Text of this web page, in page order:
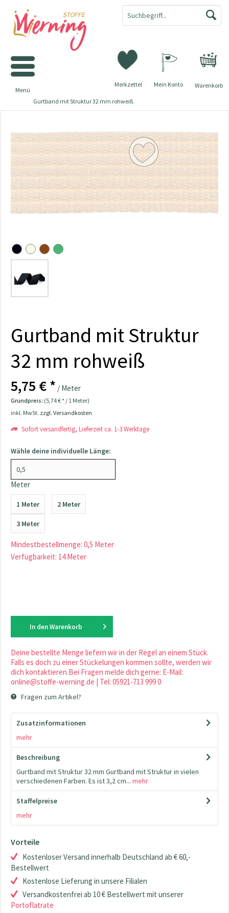
Warenkorb
Merkzettel Mein Konto
Menü
Gurtband mit Struktur 32 mm rohweiß
Gurtband mit Struktur
32 mm rohweiß
5,75 € * / Meter
Grundpreis: (5,74 € * / 1 Meter)
inkl. MwSt. zzgl. Versandkosten
Sofort versandfertig, Lieferzeit ca. 1-3 Werktage
Wähle deine individuelle Länge:
Meter
1 Meter 2 Meter
3 Meter
Mindestbestellmenge: 0,5 Meter
Verfügbarkeit: 14 Meter
In den Warenkorb
Deine bestellte Menge liefern wir in der Regel an einem Stück.
Falls es doch zu einer Stückelungen kommen sollte, werden wir
dich kontaktieren.Bei Fragen melde dich gerne: E-Mail:
online@stoffe-werning.de | Tel: 05921-713 999 0
Fragen zum Artikel?
Zusatzinformationen
mehr
Beschreibung
Gurtband mit Struktur 32 mm Gurtband mit Struktur in vielen
verschiedenen Farben. Es ist 3,2 cm... mehr
Staffelpreise
mehr
Vorteile
Kostenloser Versand innerhalb Deutschland ab € 60,-
Bestellwert
Kostenlose Lieferung in unsere Filialen
Versandkostenfrei ab 10 € Bestellwert mit unserer
Portoflatrate